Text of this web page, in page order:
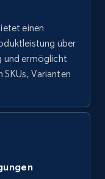
by using
Initial
count, and
einen
über
und ermöglicht
Varianten